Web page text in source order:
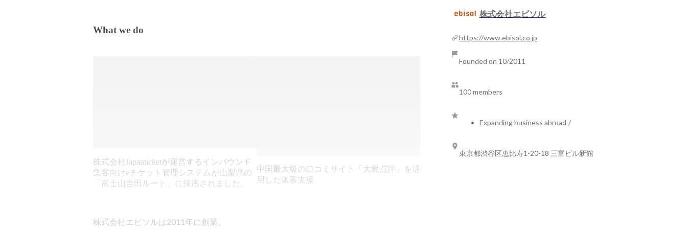
What we do
株式会社Japanticketが運営するインバウンド
集客向けeチケット管理システムが山梨県の
「富士山吉田ルート」に採用されました。
中国最大級の口コミサイト「大衆点評」を活
用した集客支援
株式会社エビソルは2011年に創業。
株式会社エビソル
https://www.ebisol.co.jp
Founded on 10/2011
100 members
Expanding business abroad /
東京都渋谷区恵比寿1-20-18 三富ビル新館